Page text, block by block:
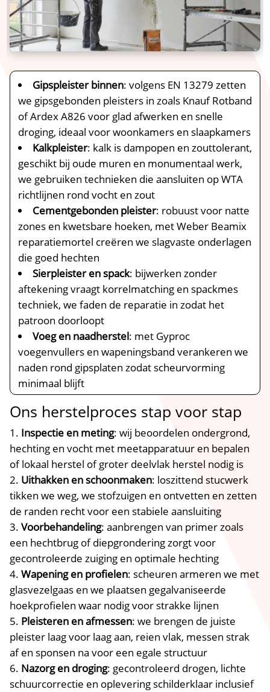
Gipspleister binnen: volgens EN 13279 zetten
we gipsgebonden pleisters in zoals Knauf Rotband
of Ardex A826 voor glad afwerken en snelle
droging, ideaal voor woonkamers en slaapkamers
Kalkpleister: kalk is dampopen en zouttolerant,
geschikt bij oude muren en monumentaal werk,
we gebruiken technieken die aansluiten op WTA
richtlijnen rond vocht en zout
Cementgebonden pleister: robuust voor natte
zones en kwetsbare hoeken, met Weber Beamix
reparatiemortel creëren we slagvaste onderlagen
die goed hechten
Sierpleister en spack: bijwerken zonder
aftekening vraagt korrelmatching en spackmes
techniek, we faden de reparatie in zodat het
patroon doorloopt
Voeg en naadherstel: met Gyproc
voegenvullers en wapeningsband verankeren we
naden rond gipsplaten zodat scheurvorming
minimaal blijft
Ons herstelproces stap voor stap
Inspectie en meting: wij beoordelen ondergrond,
hechting en vocht met meetapparatuur en bepalen
of lokaal herstel of groter deelvlak herstel nodig is
Uithakken en schoonmaken: loszittend stucwerk
tikken we weg, we stofzuigen en ontvetten en zetten
de randen recht voor een stabiele aansluiting
Voorbehandeling: aanbrengen van primer zoals
een hechtbrug of diepgrondering zorgt voor
gecontroleerde zuiging en optimale hechting
Wapening en profielen: scheuren armeren we met
glasvezelgaas en we plaatsen gegalvaniseerde
hoekprofielen waar nodig voor strakke lijnen
Pleisteren en afmessen: we brengen de juiste
pleister laag voor laag aan, reien vlak, messen strak
af en sponsen na voor een egale structuur
Nazorg en droging: gecontroleerd drogen, lichte
schuurcorrectie en oplevering schilderklaar inclusief